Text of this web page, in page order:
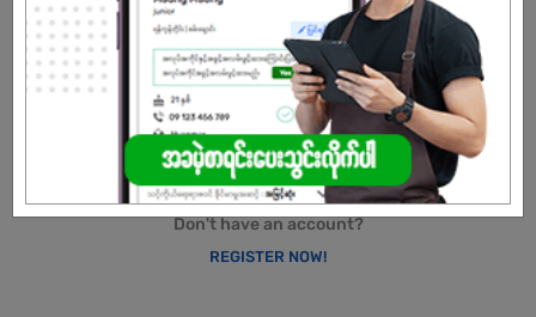
Open To : Male
Already Expired
Don't have an account?
REGISTER NOW!